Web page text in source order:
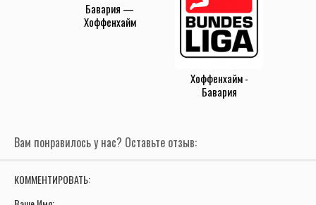
Бавария —
Хоффенхайм
Хоффенхайм -
Бавария
Вам понравилось у нас? Оставьте отзыв:
КОММЕНТИРОВАТЬ: